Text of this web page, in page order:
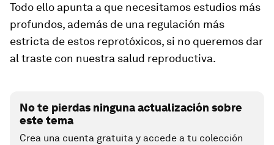
Todo ello apunta a que necesitamos estudios más
profundos, además de una regulación más
estricta de estos reprotóxicos, si no queremos dar
al traste con nuestra salud reproductiva.
No te pierdas ninguna actualización sobre
este tema
Crea una cuenta gratuita y accede a tu colección